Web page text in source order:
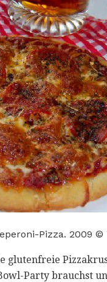
Pizza. 2009 ©
glutenfreie
Party brauchst